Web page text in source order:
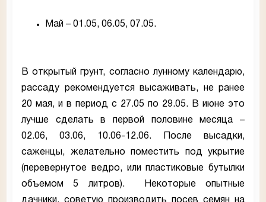
Май – 01.05, 06.05, 07.05.
В открытый грунт, согласно лунному календарю,
рассаду рекомендуется высаживать, не ранее
20 мая, и в период с 27.05 по 29.05. В июне это
лучше сделать в первой половине месяца –
02.06, 03.06, 10.06-12.06. После высадки,
саженцы, желательно поместить под укрытие
(перевернутое ведро, или пластиковые бутылки
объемом 5 литров). Некоторые опытные
дачники, советую производить посев семян на